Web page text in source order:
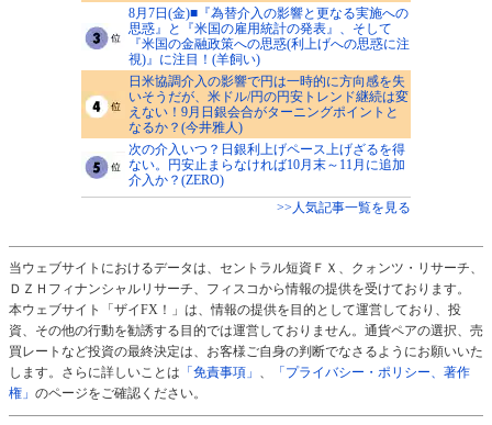
8月7日(金)■『為替介入の影響と更なる実施への
思惑』と『米国の雇用統計の発表』、そして
『米国の金融政策への思惑(利上げへの思惑に注
視)』に注目！(羊飼い)
日米協調介入の影響で円は一時的に方向感を失
いそうだが、米ドル/円の円安トレンド継続は変
えない！9月日銀会合がターニングポイントと
なるか？(今井雅人)
次の介入いつ？日銀利上げペース上げざるを得
ない。円安止まらなければ10月末～11月に追加
介入か？(ZERO)
>>人気記事一覧を見る
当ウェブサイトにおけるデータは、セントラル短資ＦＸ、クォンツ・リサーチ、
ＤＺＨフィナンシャルリサーチ、フィスコから情報の提供を受けております。
本ウェブサイト「ザイFX！」は、情報の提供を目的として運営しており、投
資、その他の行動を勧誘する目的では運営しておりません。通貨ペアの選択、売
買レートなど投資の最終決定は、お客様ご自身の判断でなさるようにお願いいた
します。さらに詳しいことは 「免責事項」 、
「プライバシー・ポリシー、著作
権」 のページをご確認ください。